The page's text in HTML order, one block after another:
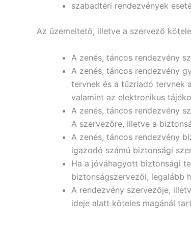
szabadtéri rendezvények
Az üzemeltető, illetve a szervező
A zenés, táncos rendezvény
A zenés, táncos rendezvény
tervnek és a tűzriadó tervnek
valamint az elektronikus
A zenés, táncos rendezvény
A szervezőre, illetve a
A zenés, táncos rendezvény
igazodó számú biztonsági
Ha a jóváhagyott biztonsági
biztonságszervezői, legalább
A rendezvény szervezője,
ideje alatt köteles magánál